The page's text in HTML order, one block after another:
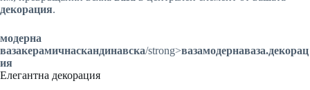
декорация.
модерна
вазакерамичнаскандинавска/strong>вазамодернаваза.декорац
ия
Елегантна декорация